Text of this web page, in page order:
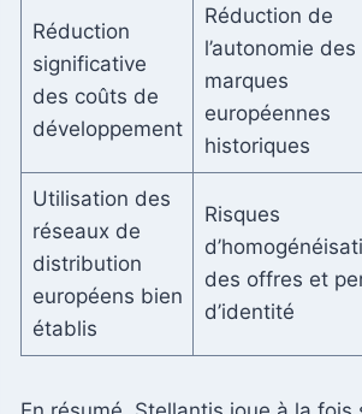
Réduction
significative
des coûts de
développement
Réduction de
l’autonomie des
marques
européennes
historiques
Utilisation des
réseaux de
distribution
européens bien
établis
Risques
des offres et
d’identité